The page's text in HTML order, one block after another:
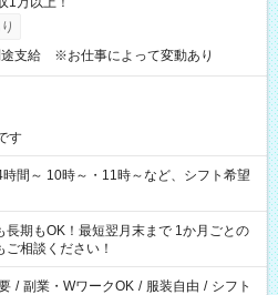
途支給 ※お仕事によって変動あり
す
～ 10時～・11時～など、シフト希望
長期もOK！最短翌月末まで 1か月ごとの
相談ください！
/ 副業・WワークOK / 服装自由 / シフト